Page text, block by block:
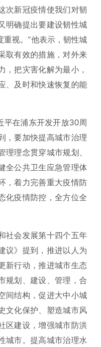
次新冠疫情使我们对韧
明确提出要建设韧性城
视。”他表示，韧性城
取有效的措施，对外来
，把灾害化解为最小，
、及时和快速恢复的能
平在浦东开发开放30周
，要加快提高城市治理
理念贯穿城市规划、
全公共卫生应急管理体
，着力完善重大疫情防
化疫情防控，全方位全
社会发展第十四个五年
议》提到，推进以人为
新行动，推进城市生态
规划、建设、管理，合
间结构，促进大中小城
文化保护、塑造城市风
区建设，增强城市防洪
城市。提高城市治理水